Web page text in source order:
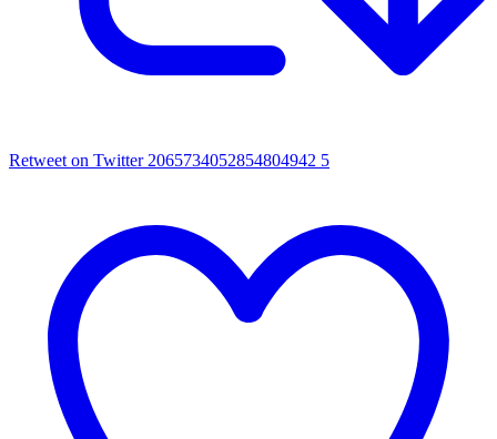
Retweet on Twitter 2065734052854804942 5